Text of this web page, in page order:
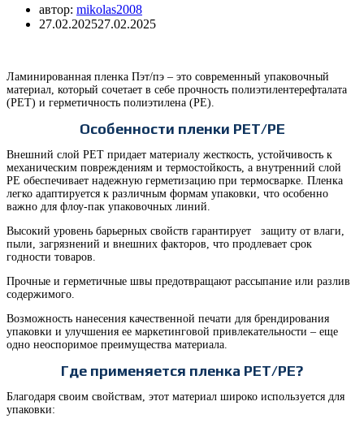
автор: mikolas2008
27.02.202527.02.2025
Ламинированная пленка Пэт/пэ – это современный упаковочный
материал, который сочетает в себе прочность полиэтилентерефталата
(PET) и герметичность полиэтилена (PE).
Особенности пленки PET/PE
Внешний слой PET придает материалу жесткость, устойчивость к
механическим повреждениям и термостойкость, а внутренний слой
PE обеспечивает надежную герметизацию при термосварке. Пленка
легко адаптируется к различным формам упаковки, что особенно
важно для флоу-пак упаковочных линий.
Высокий уровень барьерных свойств гарантирует защиту от влаги,
пыли, загрязнений и внешних факторов, что продлевает срок
годности товаров.
Прочные и герметичные швы предотвращают рассыпание или разлив
содержимого.
Возможность нанесения качественной печати для брендирования
упаковки и улучшения ее маркетинговой привлекательности – еще
одно неоспоримое преимущества материала.
Где применяется пленка PET/PE?
Благодаря своим свойствам, этот материал широко используется для
упаковки: